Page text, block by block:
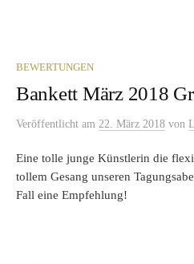
BEWERTUNGEN
Bankett März 2018
Veröffentlicht am 22. März 2018 von
Eine tolle junge Künstlerin die
tollem Gesang unseren
Fall eine Empfehlung!